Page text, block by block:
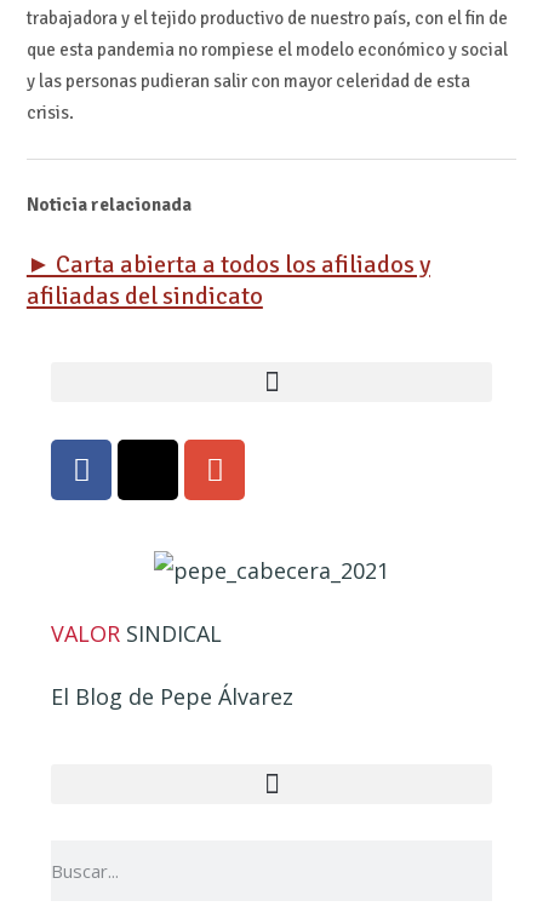
trabajadora y el tejido productivo de nuestro país, con el fin de
que esta pandemia no rompiese el modelo económico y social
y las personas pudieran salir con mayor celeridad de esta
crisis.
Noticia relacionada
► Carta abierta a todos los afiliados y
afiliadas del sindicato